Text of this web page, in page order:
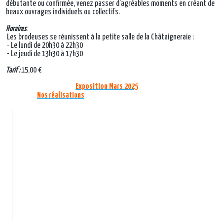
débutante ou confirmée, venez passer d'agréables moments en créant de
beaux ouvrages individuels ou collectifs.
Horaires:
Les brodeuses se réunissent à la petite salle de la Châtaigneraie :
- Le lundi de 20h30 à 22h30
- Le jeudi de 13h30 à 17h30
Tarif :15,00 €
Exposition Mars 2025
Nos réalisations